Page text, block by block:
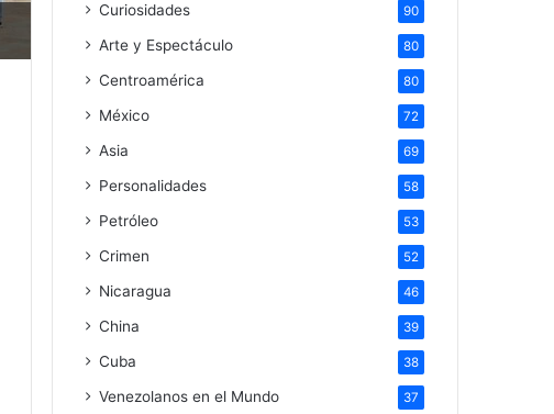
Curiosidades 90
Arte y Espectáculo 80
Centroamérica 80
México 72
Asia 69
Personalidades 58
Petróleo 53
Crimen 52
Nicaragua 46
China 39
Cuba 38
Venezolanos en el Mundo 37